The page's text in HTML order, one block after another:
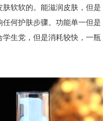
软软的。能滋润皮肤，但是
何护肤步骤。功能单一但是
生党，但是消耗较快，一瓶